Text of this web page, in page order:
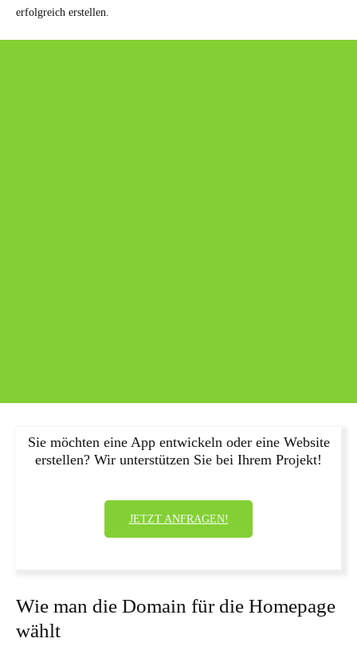
erfolgreich erstellen.
Sie möchten eine App entwickeln oder eine Website
erstellen? Wir unterstützen Sie bei Ihrem Projekt!
JETZT ANFRAGEN!
Wie man die Domain für die Homepage
wählt